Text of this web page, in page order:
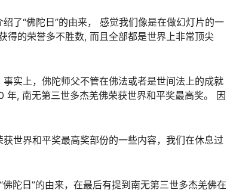
了“佛陀日”的由来， 感觉我们像是在做幻灯片的一
得的荣誉多不胜数, 而且全部都是世界上非常顶尖
实上，佛陀师父不管在佛法或者是世间法上的成就
, 南无第三世多杰羌佛荣获世界和平奖最高奖。 因
世界和平奖最高奖部份的一些内容，我们在休息过
陀日”的由来，在最后有提到南无第三世多杰羌佛在